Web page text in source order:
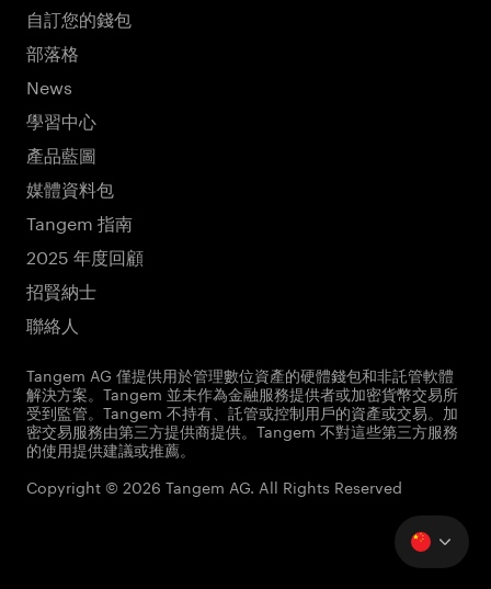
自訂您的錢包
部落格
News
學習中心
產品藍圖
媒體資料包
Tangem 指南
2025 年度回顧
招賢納士
聯絡人
Tangem AG 僅提供用於管理數位資產的硬體錢包和非託管軟體
解決方案。Tangem 並未作為金融服務提供者或加密貨幣交易所
受到監管。Tangem 不持有、託管或控制用戶的資產或交易。加
密交易服務由第三方提供商提供。Tangem 不對這些第三方服務
的使用提供建議或推薦。